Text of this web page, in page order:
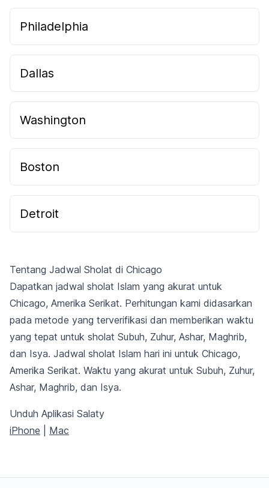
Philadelphia
Dallas
Washington
Boston
Detroit
Tentang Jadwal Sholat di Chicago
Dapatkan jadwal sholat Islam yang akurat untuk
Chicago, Amerika Serikat. Perhitungan kami didasarkan
pada metode yang terverifikasi dan memberikan waktu
yang tepat untuk sholat Subuh, Zuhur, Ashar, Maghrib,
dan Isya. Jadwal sholat Islam hari ini untuk Chicago,
Amerika Serikat. Waktu yang akurat untuk Subuh, Zuhur,
Ashar, Maghrib, dan Isya.
Unduh Aplikasi Salaty
iPhone
Mac